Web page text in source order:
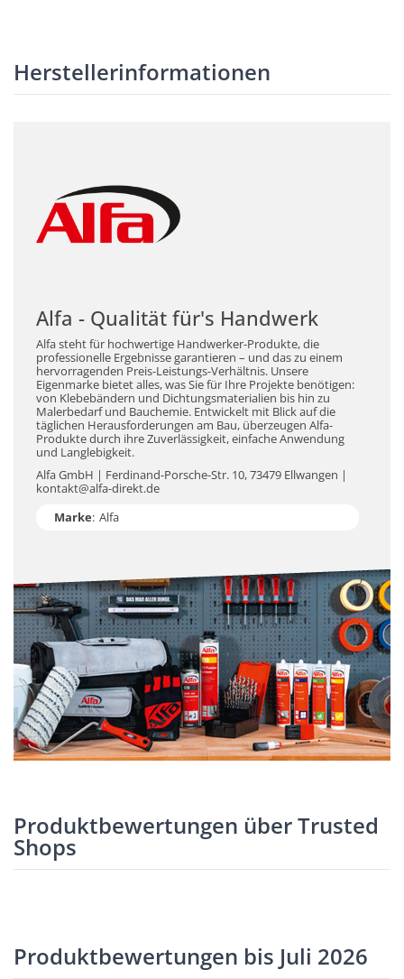
Herstellerinformationen
Alfa - Qualität für's Handwerk
Alfa steht für hochwertige Handwerker-Produkte, die
professionelle Ergebnisse garantieren – und das zu einem
hervorragenden Preis-Leistungs-Verhältnis. Unsere
Eigenmarke bietet alles, was Sie für Ihre Projekte benötigen:
von Klebebändern und Dichtungsmaterialien bis hin zu
Malerbedarf und Bauchemie. Entwickelt mit Blick auf die
täglichen Herausforderungen am Bau, überzeugen Alfa-
Produkte durch ihre Zuverlässigkeit, einfache Anwendung
und Langlebigkeit.
Alfa GmbH | Ferdinand-Porsche-Str. 10, 73479 Ellwangen |
kontakt@alfa-direkt.de
Marke: Alfa
Produktbewertungen über Trusted
Shops
Produktbewertungen bis Juli 2026